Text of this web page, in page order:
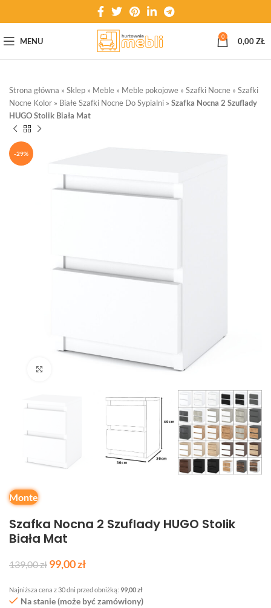
MENU 0 0,00ZŁ
Strona główna » Sklep » Meble » Meble pokojowe » Szafki Nocne » Szafki
Nocne Kolor » Białe Szafki Nocne Do Sypialni » Szafka Nocna 2 Szuflady
HUGO Stolik Biała Mat
-29%
Monte
Szafka Nocna 2 Szuflady HUGO Stolik
Biała Mat
139,00zł 99,00zł
Najniższa cena z 30 dni przed obniżką: 99,00zł
Na stanie (może być zamówiony)